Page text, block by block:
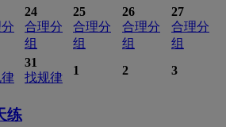
24
合理分
组
25
合理分
组
26
合理分
组
27
合理分
组
31
找规律
1 2 3
练